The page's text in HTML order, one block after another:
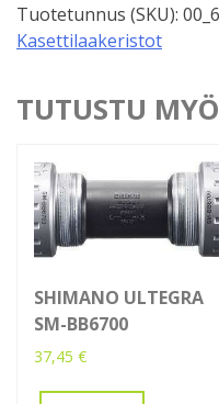
Tuotetunnus (SKU):
Kasettilaakeristot
TUTUSTU
SHIMANO ULTEGRA
SM-BB6700
37,45 €